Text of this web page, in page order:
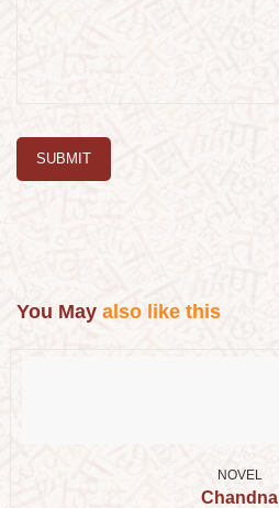
SUBMIT
You May also like this
NOVEL
Chandna